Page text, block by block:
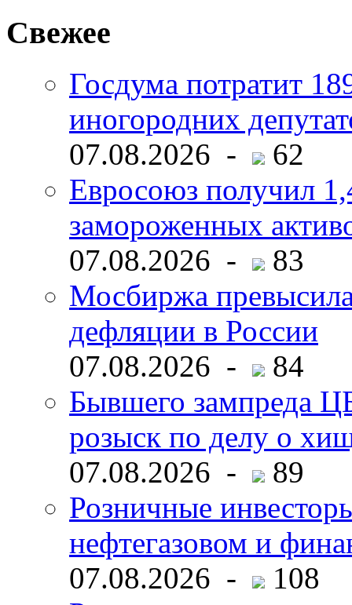
Свежее
Госдума потратит
иногородних
07.08.2026 -
62
Евросоюз получил
замороженных
07.08.2026 -
83
Мосбиржа
дефляции в России
07.08.2026 -
84
Бывшего зампреда
розыск по делу о
07.08.2026 -
89
Розничные
нефтегазовом и
07.08.2026 -
108